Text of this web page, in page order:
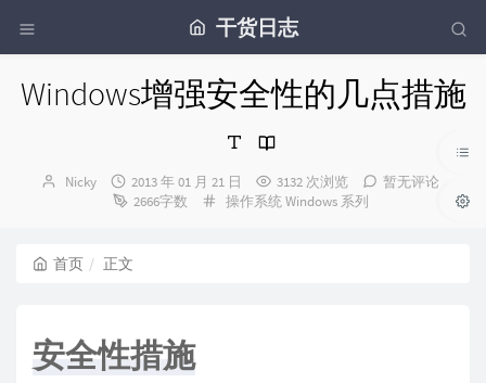
干货日志
Windows增强安全性的几点措施
博
Nicky
发
布
2013 年 01 月 21 日 3132 次浏览
暂无评论
2666字数
分
操作系统 Windows 系列
首页 正文
安全性措施